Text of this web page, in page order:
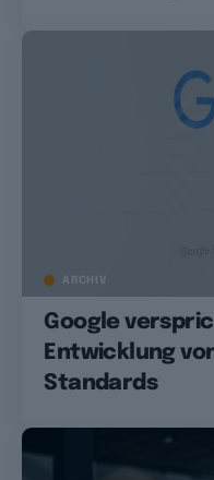
ARCHIV
Google
Entwicklung
Standards